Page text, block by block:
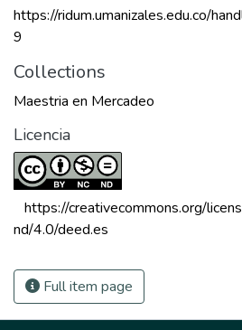
https://ridum.umanizales.edu.co/
9
Collections
Maestria en Mercadeo
Licencia
https://creativecommons.org/
nd/4.0/deed.es
Full item page